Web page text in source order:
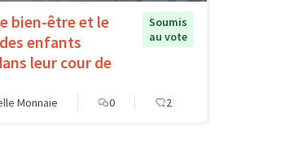
bien-être et le
enfants
leur cour de
Soumis
au vote
Monnaie 0 2